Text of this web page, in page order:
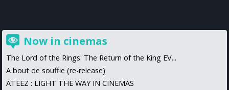
Now in cinemas
The Lord of the Rings: The Return of the King EV...
A bout de souffle (re-release)
ATEEZ : LIGHT THE WAY IN CINEMAS